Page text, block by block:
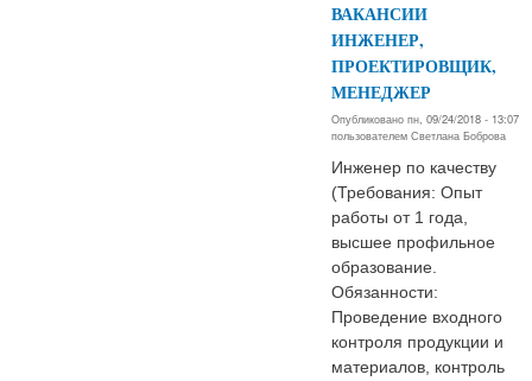
ВАКАНСИИ
ИНЖЕНЕР,
ПРОЕКТИРОВЩИК,
МЕНЕДЖЕР
Опубликовано пн, 09/24/2018 - 13:07
пользователем Светлана Боброва
Инженер по качеству
(Требования: Опыт
работы от 1 года,
высшее профильное
образование.
Обязанности:
Проведение входного
контроля продукции и
материалов, контроль